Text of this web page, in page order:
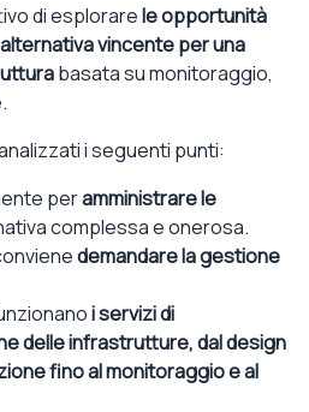
di esplorarele opportunità
alternativa vincente per una
basata su monitoraggio,
i seguenti punti:
peramministrare le
complessa e onerosa.
demandare la gestione
i servizi di
delle infrastrutture, dal design
fino al monitoraggio e al